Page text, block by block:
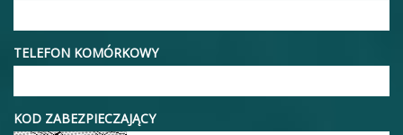
TELEFON KOMÓRKOWY
KOD ZABEZPIECZAJĄCY